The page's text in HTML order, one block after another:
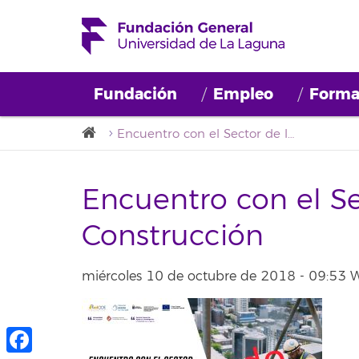
Fundación Empleo
Encuentro con el Sector de la Construcción
Encuentro con el
Construcción
miércoles 10 de octubre de 2018 - 09:53